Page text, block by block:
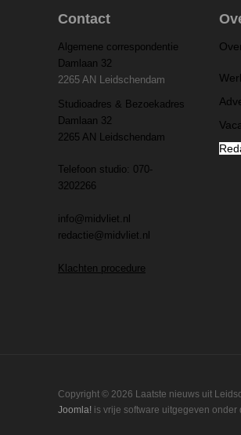
Contact
Algemene correspondentie
Damlaan 32
2265 AN Leidschendam
Studioadres & Bezoekadres
Damlaan 32
2265 AN Leidschendam
Telefoon studio: 070-
3202266
info@midvliet.nl
redactie@midvliet.nl
Klachten procedure
Copyright © 2026 Laatste nieuws uit
Joomla! is vrije software uitgegeven onder